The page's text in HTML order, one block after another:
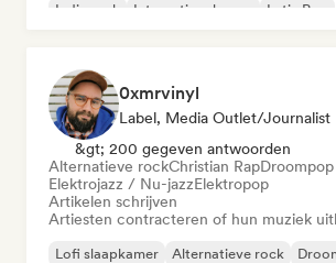
Indie rock
Internationale pop Latin Pop
0xmrvinyl
Label, Media Outlet/Journalist
&gt; 200 gegeven antwoorden
Alternatieve rockChristian RapDroompop
Elektrojazz / Nu-jazzElektropop
Artikelen schrijven
Artiesten contracteren of hun muziek
Lofi slaapkamer Alternatieve rock